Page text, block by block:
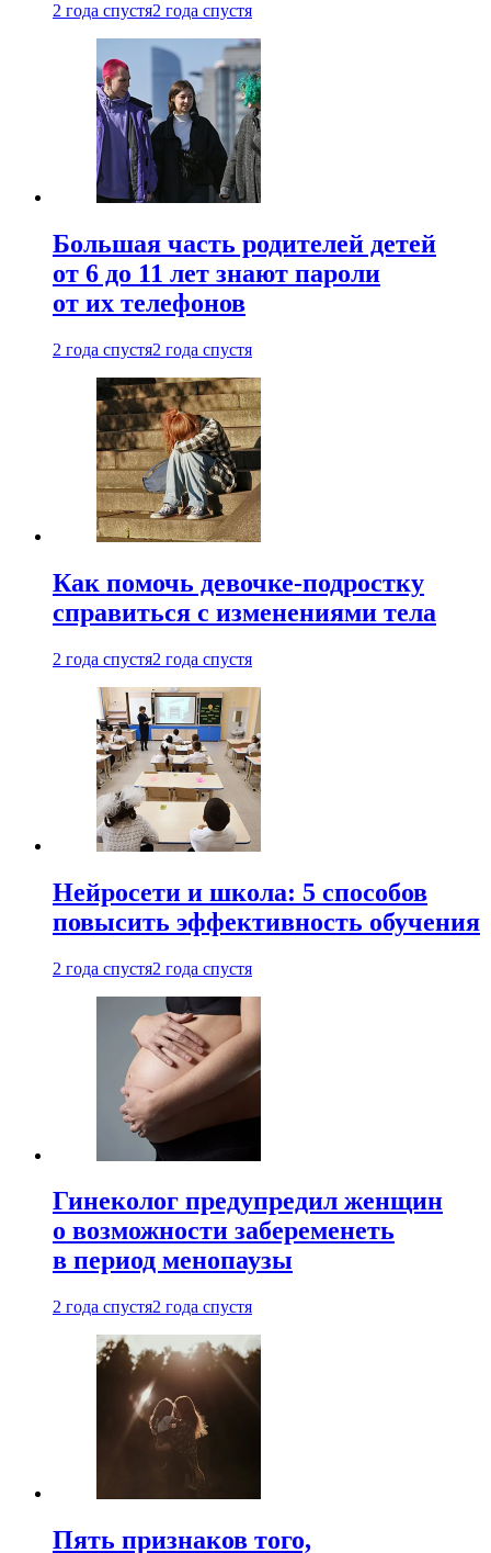
2 года спустя2 года спустя
Большая часть родителей детей
от 6 до 11 лет знают пароли
от их телефонов
2 года спустя2 года спустя
Как помочь девочке-подростку
справиться с изменениями тела
2 года спустя2 года спустя
Нейросети и школа: 5 способов
повысить эффективность обучения
2 года спустя2 года спустя
Гинеколог предупредил женщин
о возможности забеременеть
в период менопаузы
2 года спустя2 года спустя
Пять признаков того,